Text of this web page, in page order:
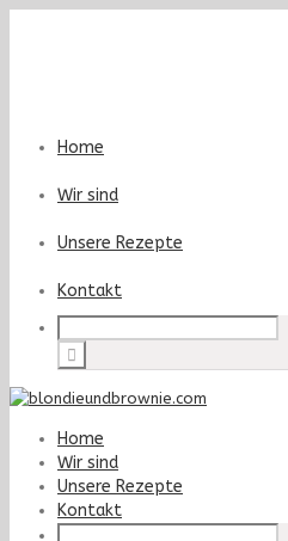
Home
Wir sind
Unsere Rezepte
Kontakt
Home
Wir sind
Unsere Rezepte
Kontakt